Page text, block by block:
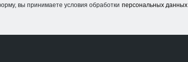
вы принимаете условия обработки персональных данных